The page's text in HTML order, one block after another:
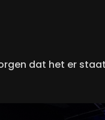
dat het er